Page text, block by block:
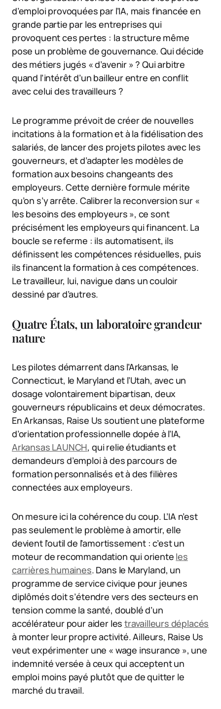
d’emploi provoquées par l’IA, mais financée en
grande partie par les entreprises qui
provoquent ces pertes : la structure même
pose un problème de gouvernance. Qui décide
des métiers jugés « d’avenir » ? Qui arbitre
quand l’intérêt d’un bailleur entre en conflit
avec celui des travailleurs ?
Le programme prévoit de créer de nouvelles
incitations à la formation et à la fidélisation des
salariés, de lancer des projets pilotes avec les
gouverneurs, et d’adapter les modèles de
formation aux besoins changeants des
employeurs. Cette dernière formule mérite
qu’on s’y arrête. Calibrer la reconversion sur «
les besoins des employeurs », ce sont
précisément les employeurs qui financent. La
boucle se referme : ils automatisent, ils
définissent les compétences résiduelles, puis
ils financent la formation à ces compétences.
Le travailleur, lui, navigue dans un couloir
dessiné par d’autres.
Quatre États, un laboratoire grandeur
nature
Les pilotes démarrent dans l’Arkansas, le
Connecticut, le Maryland et l’Utah, avec un
dosage volontairement bipartisan, deux
gouverneurs républicains et deux démocrates.
En Arkansas, Raise Us soutient une plateforme
d’orientation professionnelle dopée à l’IA,
Arkansas LAUNCH, qui relie étudiants et
demandeurs d’emploi à des parcours de
formation personnalisés et à des filières
connectées aux employeurs.
On mesure ici la cohérence du coup. L’IA n’est
pas seulement le problème à amortir, elle
devient l’outil de l’amortissement : c’est un
moteur de recommandation qui oriente les
carrières humaines. Dans le Maryland, un
programme de service civique pour jeunes
diplômés doit s’étendre vers des secteurs en
tension comme la santé, doublé d’un
accélérateur pour aider les travailleurs déplacés
à monter leur propre activité. Ailleurs, Raise Us
veut expérimenter une « wage insurance », une
indemnité versée à ceux qui acceptent un
emploi moins payé plutôt que de quitter le
marché du travail.